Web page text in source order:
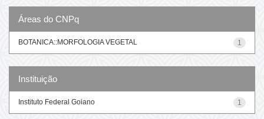
Áreas do CNPq
1
BOTANICA::MORFOLOGIA VEGETAL
Instituição
1
Instituto Federal Goiano